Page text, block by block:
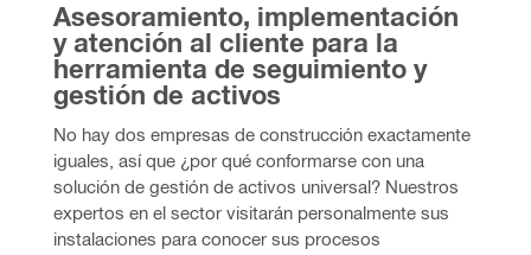
Asesoramiento, implementación
y atención al cliente para la
herramienta de seguimiento y
gestión de activos
No hay dos empresas de construcción exactamente
iguales, así que ¿por qué conformarse con una
solución de gestión de activos universal? Nuestros
expertos en el sector visitarán personalmente sus
instalaciones para conocer sus procesos